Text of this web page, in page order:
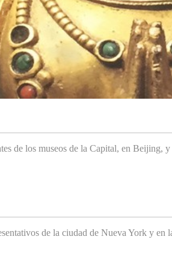
de los museos de la Capital, en Beijing,
de la ciudad de Nueva York y en